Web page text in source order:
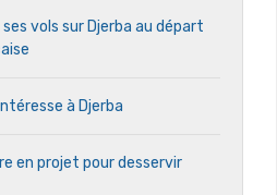
vols sur Djerba au départ
à Djerba
en projet pour desservir